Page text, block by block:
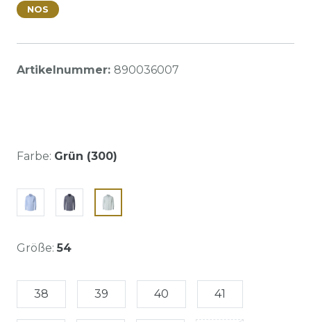
NOS
Artikelnummer: 890036007
Farbe: Grün (300)
Größe: 54
38 39 40 41